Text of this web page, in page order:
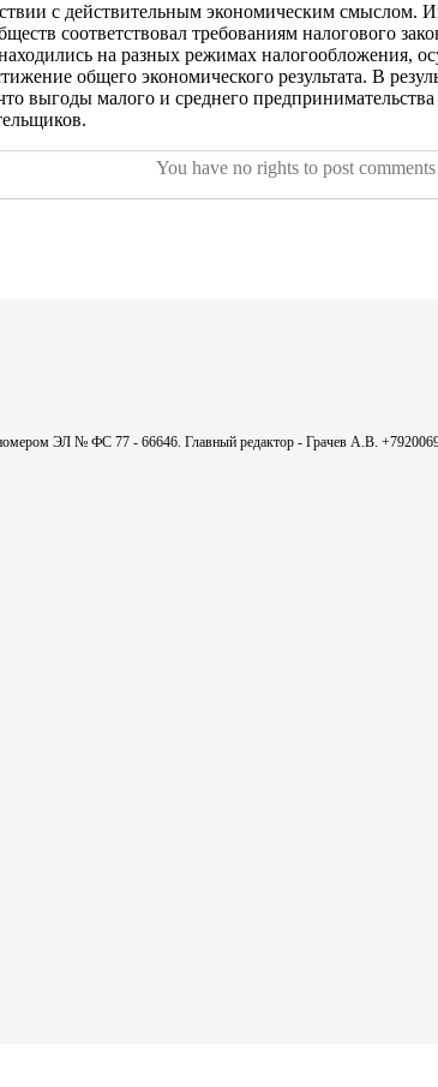
с действительным экономическим смыслом.
соответствовал требованиям налогового
на разных режимах налогообложения,
общего экономического результата. В
выгоды малого и среднего
You have no rights to post comments
номером ЭЛ № ФС 77 - 66646. Главный редактор - Грачев А.В.